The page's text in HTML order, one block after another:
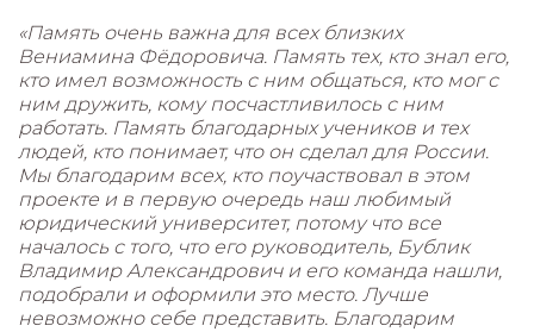
«Память очень важна для всех близких
Вениамина Фёдоровича. Память тех, кто знал его,
кто имел возможность с ним общаться, кто мог с
ним дружить, кому посчастливилось с ним
работать. Память благодарных учеников и тех
людей, кто понимает, что он сделал для России.
Мы благодарим всех, кто поучаствовал в этом
проекте и в первую очередь наш любимый
юридический университет, потому что все
началось с того, что его руководитель, Бублик
Владимир Александрович и его команда нашли,
подобрали и оформили это место. Лучше
невозможно себе представить. Благодарим